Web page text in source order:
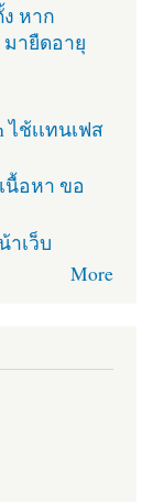
ง หาก
มายืดอายุ
ช้เเทนเฟส
นื้อหา ขอ
เว็บ
More